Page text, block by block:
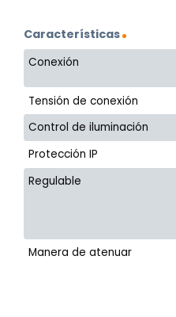
Características
Conexión
Tensión de conexión
Control de iluminación
Protección IP
Regulable
Manera de atenuar